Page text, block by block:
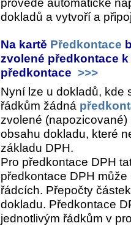
provede automatické
dokladů a vytvoří a
Na kartě Předkontace
zvolené předkontace
předkontace >>>
Nyní lze u dokladů, kde
řádkům žádná
zvolené
obsahu dokladu, které
základu DPH.
Pro předkontace DPH
předkontace DPH
řádcích. Přepočty
dokladu. Předkontace
jednotlivým řádkům v